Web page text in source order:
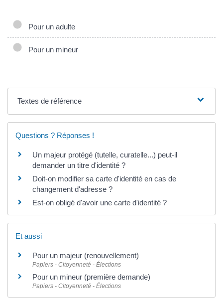
Pour un adulte
Pour un mineur
Textes de référence
Questions ? Réponses !
Un majeur protégé (tutelle, curatelle...) peut-il
demander un titre d'identité ?
Doit-on modifier sa carte d'identité en cas de
changement d'adresse ?
Est-on obligé d'avoir une carte d'identité ?
Et aussi
Pour un majeur (renouvellement)
Papiers - Citoyenneté - Élections
Pour un mineur (première demande)
Papiers - Citoyenneté - Élections